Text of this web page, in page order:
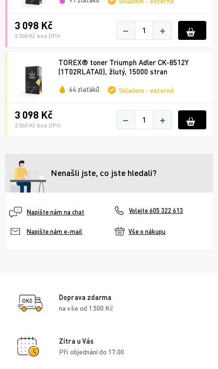
3 098 Kč
2 560 Kč bez DPH − +
TOREX® toner Triumph Adler CK-8512Y
(1T02RLATA0), žlutý, 15000 stran
64 zlaťáků Skladem - externě
3 098 Kč
2 560 Kč bez DPH − +
Nenašli jste, co jste hledali?
Napište nám na chat Volejte 605 322 613
Napište nám e-mail Vše o nákupu
Doprava zdarma
na vše od 1 500 Kč
Zítra u Vás
Při objednání do 17:00